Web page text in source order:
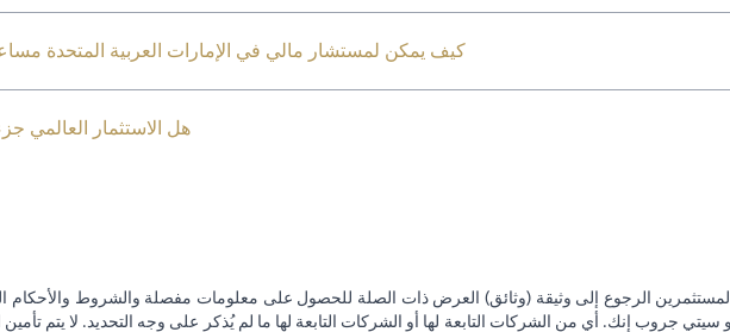
كيف يمكن لمستشار مالي في الإمارات العربية المتحدة
هل الاستثمار العالمي
الرجوع إلى وثيقة (وثائق) العرض ذات الصلة للحصول على معلومات مفصلة والشروط والأحكام
جروب إنك. أي من الشركات التابعة لها أو الشركات التابعة لها ما لم يُذكر على وجه التحديد. لا يتم